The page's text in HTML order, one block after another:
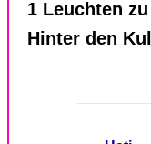
1 Leuchten
Hinter den